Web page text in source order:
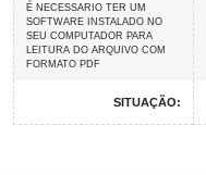
É NECESSARIO TER UM
SOFTWARE INSTALADO NO
SEU COMPUTADOR PARA
LEITURA DO ARQUIVO COM
FORMATO PDF
SITUAÇÃO: